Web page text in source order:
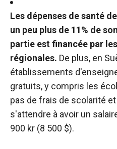
Les dépenses de santé
un peu plus de 11% de
partie est financée par
régionales. De plus, en
établissements
gratuits, y compris les
pas de frais de scolarité
s'attendre à avoir un
900 kr (8 500 $).